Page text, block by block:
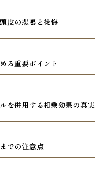
皮の悲鳴と後悔
る重要ポイント
を併用する相乗効果の真実
での注意点